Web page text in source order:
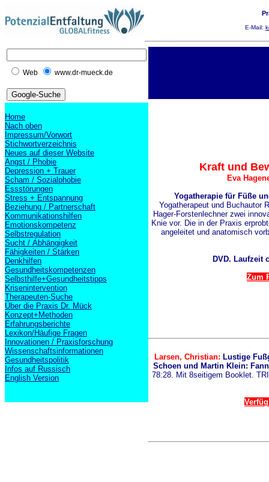
E-Mail:
Web www.dr-mueck.de
Home
Nach oben
Impressum/Vorwort
Stichwortverzeichnis
Neues auf dieser Website
Angst / Phobie
Depression + Trauer
Scham / Sozialphobie
Essstörungen
Stress + Entspannung
Beziehung / Partnerschaft
Kommunikationshilfen
Emotionskompetenz
Selbstregulation
Sucht / Abhängigkeit
Fähigkeiten / Stärken
Denkhilfen
Gesundheitskompetenzen
Selbsthilfe+Gesundheitstipps
Krisenintervention
Therapeuten-Suche
Über die Praxis Dr. Mück
Konzept+Methoden
Erfahrungsberichte
Lexikon/Häufige Fragen
Innovationen / Praxisforschung
Wissenschaftsinformationen
Gesundheitspolitik
Infos auf Russisch
English Version
Kraft und
Eva
Yogatherapie für Füße
Yogatherapeut und Buchautor
Hager-Forstenlechner zwei
Knie vor. Die in der Praxis
angeleitet und anatomisch
DVD. Laufzeit
Zum
Larsen, Christian: Lustige
Schoen und Martin Klein:
78:28. Mit 8seitigem Booklet.